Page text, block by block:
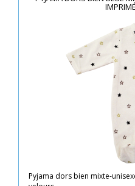
Pyjama dors bien mixte-